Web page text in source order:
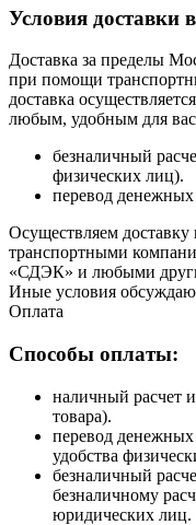
Условия доставки
Доставка за пределы
при помощи
доставка
любым, удобным для
безналичный
физических лиц).
перевод денежных
Осуществляем
транспортными
«СДЭК» и любыми
Иные условия
Оплата
Способы оплаты:
наличный расчет
товара).
перевод денежных
удобства
безналичный
безналичному
юридических лиц.